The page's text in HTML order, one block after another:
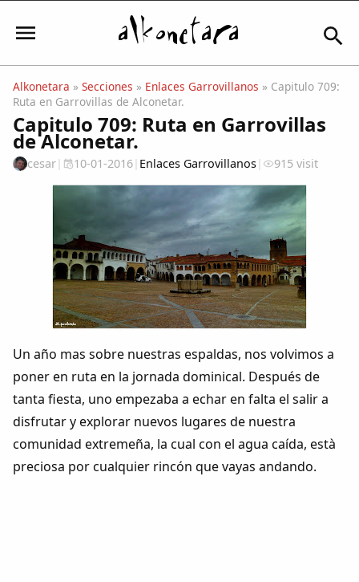
Iniciar sesión
Mi Cuenta
El Tiempo
Actualidad
Comunidad
Colaboradores
Alkonetara » Secciones » Enlaces Garrovillanos » Capitulo 709:
Ruta en Garrovillas de Alconetar.
Capitulo 709: Ruta en Garrovillas
de Alconetar.
cesar| 10-01-2016| Enlaces Garrovillanos| 915 visit
Un año mas sobre nuestras espaldas, nos volvimos a
poner en ruta en la jornada dominical. Después de
tanta fiesta, uno empezaba a echar en falta el salir a
disfrutar y explorar nuevos lugares de nuestra
comunidad extremeña, la cual con el agua caída, està
preciosa por cualquier rincón que vayas andando.